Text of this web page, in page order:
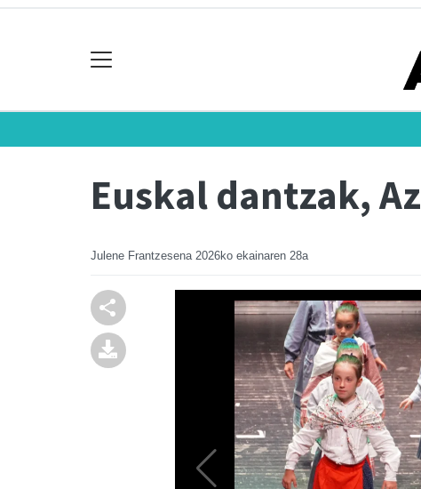
Euskal dantzak,
Julene Frantzesena 2026ko ekainaren 28a